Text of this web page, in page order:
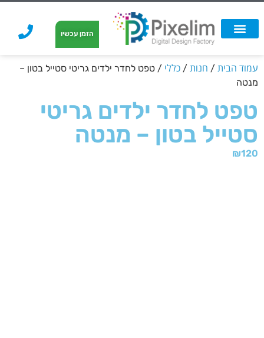
הזמן עכשיו
עמוד הבית / חנות / כללי / טפט לחדר ילדים גריטי סטייל בטון –
מנטה
טפט לחדר ילדים גריטי
סטייל בטון – מנטה
₪120